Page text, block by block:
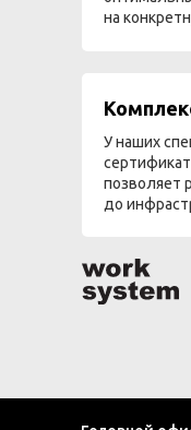
на
У наших
позволяет
до